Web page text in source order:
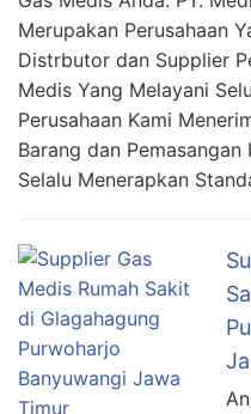
Merupakan Perusahaan
Distrbutor dan Supplier
Medis Yang Melayani
Perusahaan Kami
Barang dan
Selalu Menerapkan